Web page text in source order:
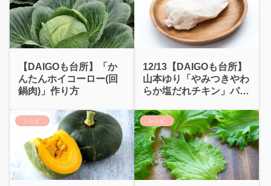
【DAIGOも台所】「か
んたんホイコーロー(回
鍋肉)」作り方
12/13【DAIGOも台所】
山本ゆり「やみつきやわ
らか塩だれチキン」パサ
レシピ レシピ